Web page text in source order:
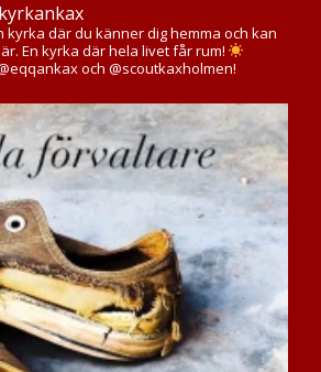
kyrka där du känner dig hemma och kan
En kyrka där hela livet får rum!
och @scoutkaxholmen!